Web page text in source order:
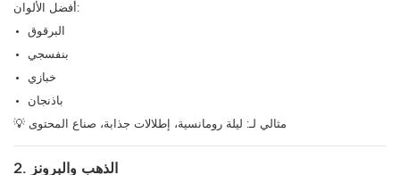
أفضل الألوان:
البرقوق
بنفسجي
خبازي
باذنجان
💡 مثالي لـ: ليلة رومانسية، إطلالات جذابة، صناع المحتوى
2. الذهب والبرونز